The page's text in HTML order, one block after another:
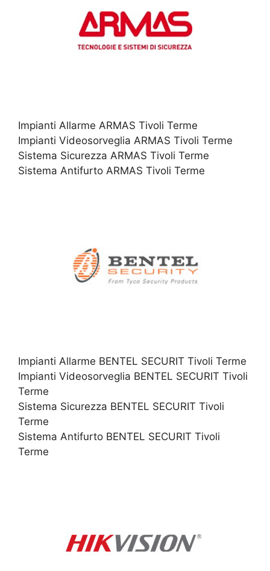
Impianti Allarme ARMAS Tivoli Terme
Impianti Videosorveglia ARMAS Tivoli Terme
Sistema Sicurezza ARMAS Tivoli Terme
Sistema Antifurto ARMAS Tivoli Terme
Impianti Allarme BENTEL SECURIT Tivoli Terme
Impianti Videosorveglia BENTEL SECURIT Tivoli
Terme
Sistema Sicurezza BENTEL SECURIT Tivoli
Terme
Sistema Antifurto BENTEL SECURIT Tivoli
Terme